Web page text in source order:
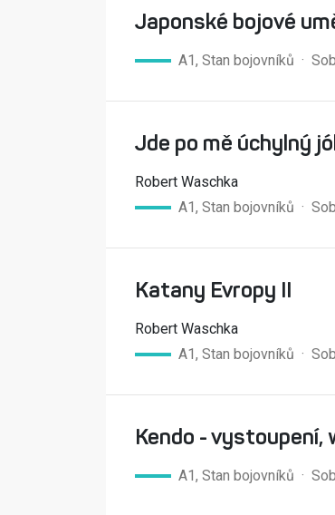
Japonské bojové
A1, Stan bojovníků ·
Jde po mě úchylný
Robert Waschka
A1, Stan bojovníků ·
Katany Evropy II
Robert Waschka
A1, Stan bojovníků ·
Kendo - vystoupení,
A1, Stan bojovníků ·